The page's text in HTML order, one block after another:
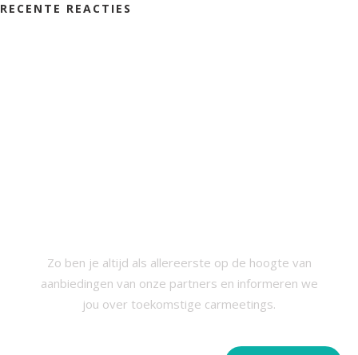
RECENTE REACTIES
Zo ben je altijd als allereerste op de hoogte van
aanbiedingen van onze partners en informeren we
jou over toekomstige carmeetings.